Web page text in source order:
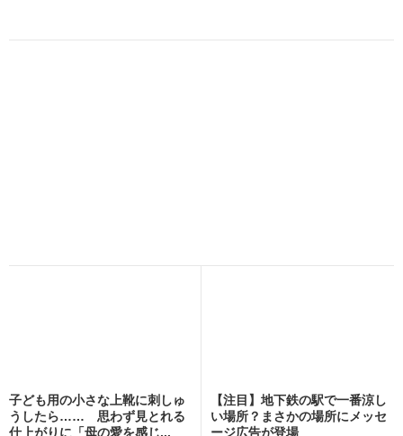
子ども用の小さな上靴に刺しゅ
うしたら…… 思わず見とれる
仕上がりに「母の愛を感じ...
【注目】地下鉄の駅で一番涼し
い場所？まさかの場所にメッセ
ージ広告が登場